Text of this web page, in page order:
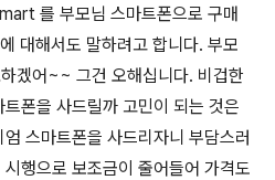
를 부모님 스마트폰으로 구매
대해서도 말하려고 합니다. 부모
겠어~~ 그건 오해십니다. 비겁한
폰을 사드릴까 고민이 되는 것은
스마트폰을 사드리자니 부담스러
행으로 보조금이 줄어들어 가격도